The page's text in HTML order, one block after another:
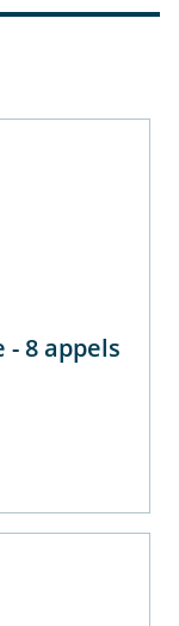
- 8 appels